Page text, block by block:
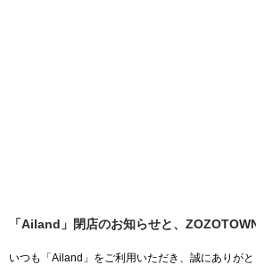
「Ailand」閉店のお知らせと、
いつも「Ailand」をご利用いただき、誠にありがと